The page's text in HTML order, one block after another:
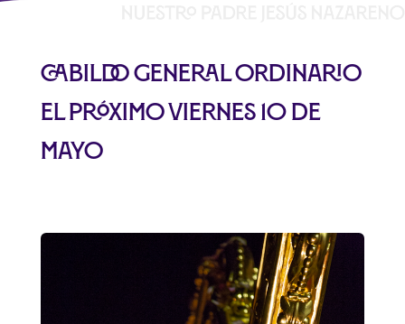
Cabildo General Ordinario
el próximo viernes 10 de
mayo